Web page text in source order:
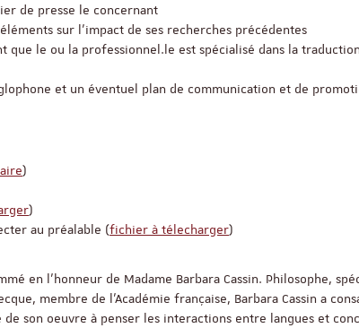
de presse le concernant
sur l’impact de ses recherches précédentes
que le ou la professionnel.le est spécialisé dans la traduction
et un éventuel plan de communication et de
)
)
au préalable (fichier à télecharger)
en l’honneur de Madame Barbara Cassin. Philosophe,
membre de l’Académie française, Barbara Cassin a
son oeuvre à penser les interactions entre langues et
Objectivité
recherche qualitative